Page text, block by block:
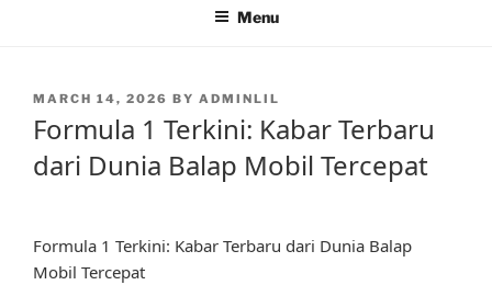
Menu
POSTED
MARCH 14, 2026 BY ADMINLIL
Formula 1 Terkini: Kabar Terbaru
dari Dunia Balap Mobil Tercepat
Formula 1 Terkini: Kabar Terbaru dari Dunia Balap
Mobil Tercepat